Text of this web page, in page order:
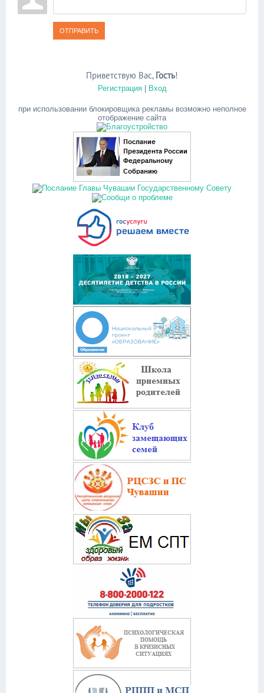
ОТПРАВИТЬ
Приветствую Вас, Гость!
Регистрация| Вход
при использовании блокировщика рекламы возможно неполное
отображение сайта